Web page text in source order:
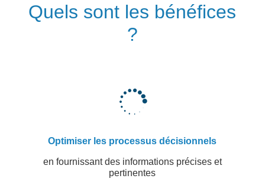
Quels sont les bénéfices
?

Optimiser les processus décisionnels
en fournissant des informations précises et
pertinentes